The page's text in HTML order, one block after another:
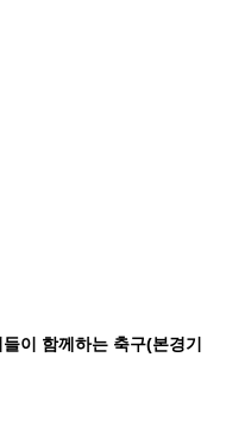
함께하는 축구(본경기